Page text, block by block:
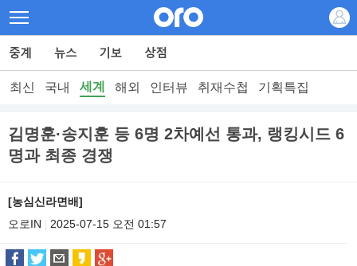
최신 국내 세계 해외 인터뷰 취재수첩 기획특집
김명훈·송지훈 등 6명 2차예선 통과, 랭킹시드 6
명과 최종 경쟁
[농심신라면배]
오로IN
2025-07-15 오전 01:57